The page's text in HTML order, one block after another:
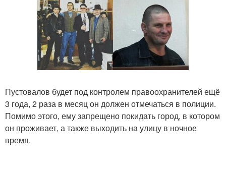
Пустовалов будет под контролем правоохранителей ещё
3 года, 2 раза в месяц он должен отмечаться в полиции.
Помимо этого, ему запрещено покидать город, в котором
он проживает, а также выходить на улицу в ночное
время.